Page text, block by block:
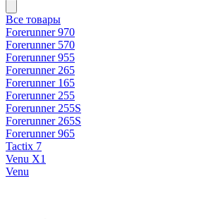
Все товары
Forerunner 970
Forerunner 570
Forerunner 955
Forerunner 265
Forerunner 165
Forerunner 255
Forerunner 255S
Forerunner 265S
Forerunner 965
Tactix 7
Venu X1
Venu